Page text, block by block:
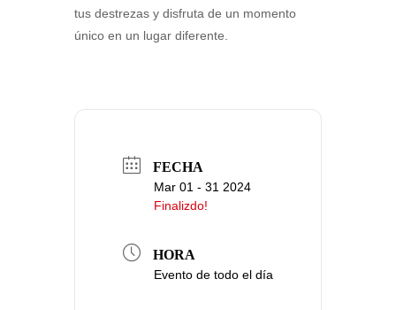
tus destrezas y disfruta de un momento
único en un lugar diferente.
FECHA
Mar 01 - 31 2024
Finalizdo!
HORA
Evento de todo el día